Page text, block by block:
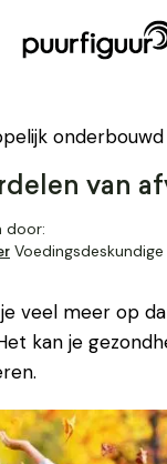
onderbouwd
van
door:
Voedingsdeskundige
veel meer op
kan je